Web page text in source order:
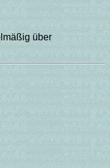
über